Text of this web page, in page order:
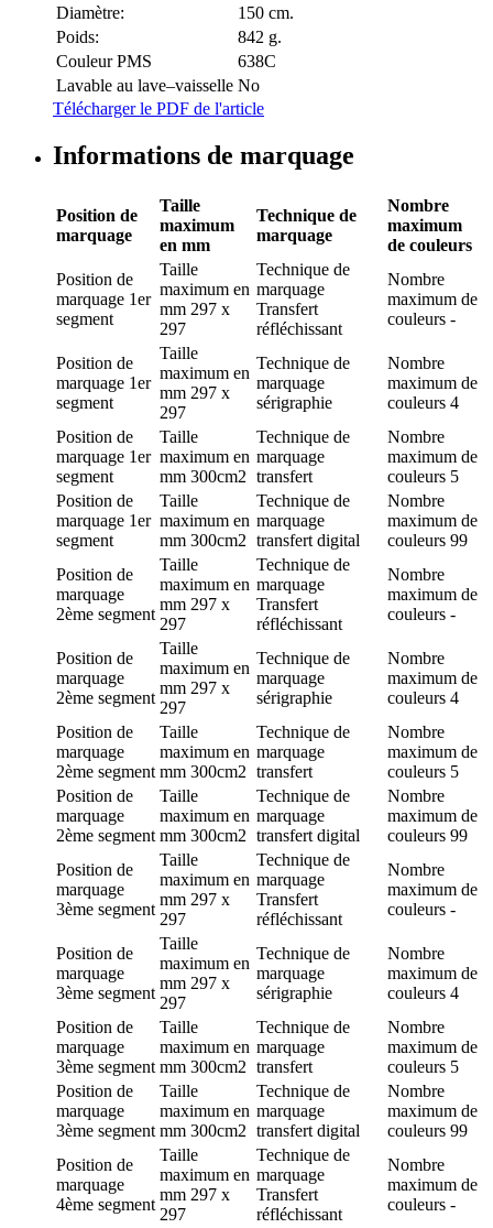
Diamètre:
150 cm.
Poids:
842 g.
Couleur PMS
638C
Lavable au lave–vaisselle No
Télécharger le PDF de l'article
Informations de marquage
Position de
marquage
Taille
maximum
en mm
Technique de
marquage
Nombre
maximum
de couleurs
Position de
marquage 1er
segment
Taille
maximum en
mm 297 x
297
Technique de
marquage
Transfert
réfléchissant
Nombre
maximum de
couleurs -
Position de
marquage 1er
segment
Taille
maximum en
mm 297 x
297
Technique de
marquage
sérigraphie
Nombre
maximum de
couleurs 4
Position de
marquage 1er
segment
Taille
maximum en
mm 300cm2
Technique de
marquage
transfert
Nombre
maximum de
couleurs 5
Position de
marquage 1er
segment
Taille
maximum en
mm 300cm2
Technique de
marquage
transfert digital
Nombre
maximum de
couleurs 99
Position de
marquage
2ème segment
Taille
maximum en
mm 297 x
297
Technique de
marquage
Transfert
réfléchissant
Nombre
maximum de
couleurs -
Position de
marquage
2ème segment
Taille
maximum en
mm 297 x
297
Technique de
marquage
sérigraphie
Nombre
maximum de
couleurs 4
Position de
marquage
2ème segment
Taille
maximum en
mm 300cm2
Technique de
marquage
transfert
Nombre
maximum de
couleurs 5
Position de
marquage
2ème segment
Taille
maximum en
mm 300cm2
Technique de
marquage
transfert digital
Nombre
maximum de
couleurs 99
Position de
marquage
3ème segment
Taille
maximum en
mm 297 x
297
Technique de
marquage
Transfert
réfléchissant
Nombre
maximum de
couleurs -
Position de
marquage
3ème segment
Taille
maximum en
mm 297 x
297
Technique de
marquage
sérigraphie
Nombre
maximum de
couleurs 4
Position de
marquage
3ème segment
Taille
maximum en
mm 300cm2
Technique de
marquage
transfert
Nombre
maximum de
couleurs 5
Position de
marquage
3ème segment
Taille
maximum en
mm 300cm2
Technique de
marquage
transfert digital
Nombre
maximum de
couleurs 99
Position de
marquage
4ème segment
Taille
maximum en
mm 297 x
297
Technique de
marquage
Transfert
réfléchissant
Nombre
maximum de
couleurs -